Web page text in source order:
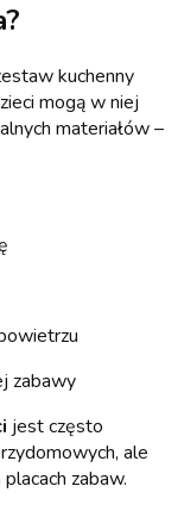
kuchenny
mogą w niej
materiałów –
zabawy
jest często
ale
zabaw.